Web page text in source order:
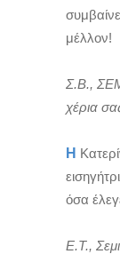
μέλλον!
Σ.Β., ΣΕΜ
χέρια
Η
όσα
Ε.Τ.,